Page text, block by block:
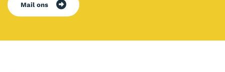
Mail ons